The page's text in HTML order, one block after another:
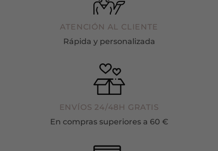
ATENCIÓN AL CLIENTE
Rápida y personalizada
ENVÍOS 24/48H GRATIS
En compras superiores a 60 €